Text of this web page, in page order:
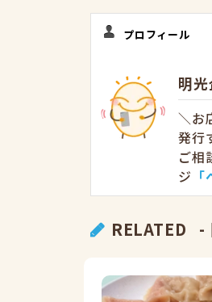
プロフィール
明
＼お
発行
ご相
ジ
RELATED -